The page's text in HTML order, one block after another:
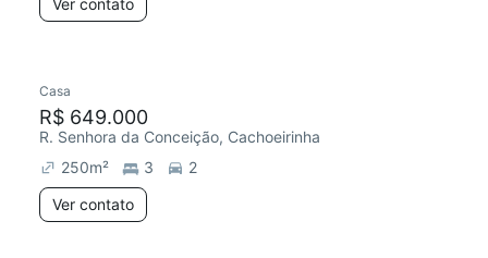
Ver contato
Casa
R$ 649.000
R. Senhora da Conceição, Cachoeirinha
250m² 3
2
Ver contato